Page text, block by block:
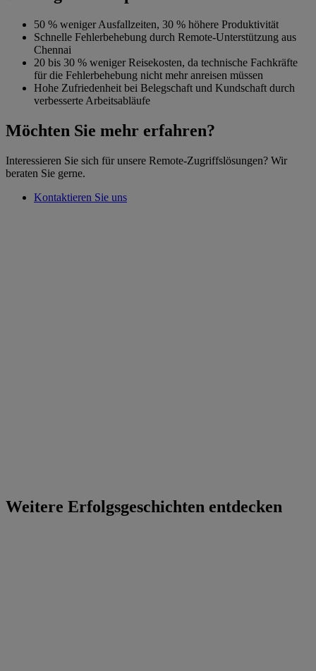
50 % weniger Ausfallzeiten, 30 % höhere Produktivität
Schnelle Fehlerbehebung durch Remote-Unterstützung aus
Chennai
20 bis 30 % weniger Reisekosten, da technische Fachkräfte
für die Fehlerbehebung nicht mehr anreisen müssen
Hohe Zufriedenheit bei Belegschaft und Kundschaft durch
verbesserte Arbeitsabläufe
Möchten Sie mehr erfahren?
‌Interessieren Sie sich für unsere Remote-Zugriffslösungen? Wir
beraten Sie gerne.
Kontaktieren Sie uns
Weitere Erfolgsgeschichten entdecken